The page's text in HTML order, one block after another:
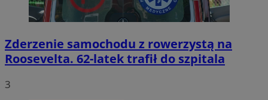
Zderzenie samochodu z rowerzystą na
Roosevelta. 62-latek trafił do szpitala
3